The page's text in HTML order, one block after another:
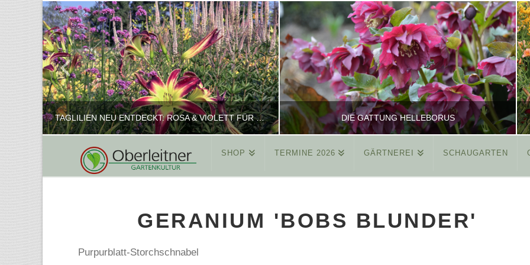
TAGLILIEN NEU ENTDECKT: ROSA & VIOLETT FÜR ROMANTISCHE PFLANZKOMBINATIONEN
REINHARD
FEBRUAR 16, 2025
DIE GATTUNG HELLEBORUS
REINHARD
MÄRZ 26, 2015
SHOP TERMINE 2026 GÄRTNEREI SCHAUGARTEN
GERANIUM 'BOBS BLUNDER'
Purpurblatt-Storchschnabel